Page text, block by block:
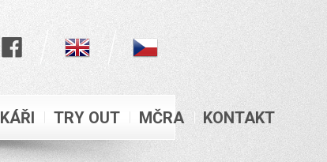
TRY OUT MČRA KONTAKT